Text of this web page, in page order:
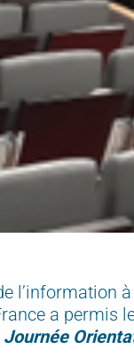
l’information à
a permis
Journée